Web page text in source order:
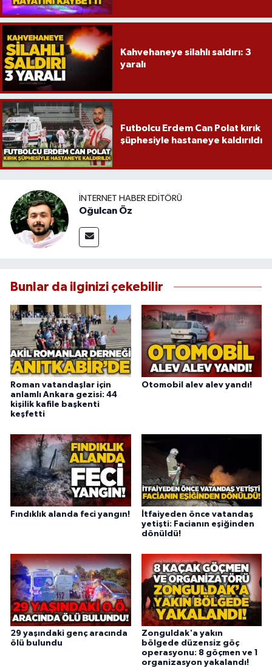
Kahvehaneye silahlı saldırı: 3
yaralı
Futbolcu Erdem Can Polat kırık
şüphesiyle hastaneye kaldırıldı
İNTERNET HABER EDITÖRÜ
Oğulcan Öz
Bunlar da ilginizi çekebilir
Roman vatandaşlar için
anlamlı Ankara gezisi: 44
kişilik kafile başkenti
keşfetti
Otomobil alev alev yandı!
Fındıklık alanda feci yangın!
İtfaiyeden önce vatandaş
yetişti: Facianın eşiğinden
dönüldü!
29 yaşındaki genç aracında
ölü bulundu
Zonguldak'a yakın
bölgede düzensiz göç
operasyonu: 8 göçmen ve 1
organizasyon yakalandı!